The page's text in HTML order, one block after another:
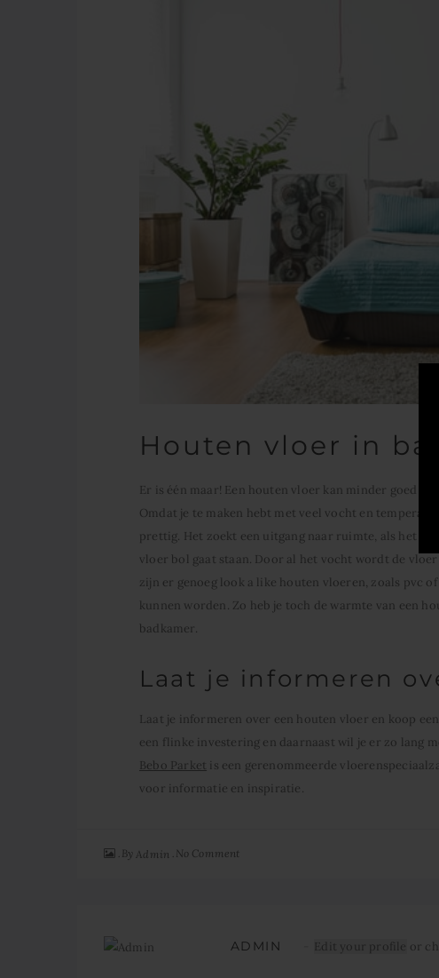
Houten vloer in
Er is één maar! Een houten vloer kan minder goed in
Omdat je te maken hebt met veel vocht en
prettig. Het zoekt een uitgang naar ruimte, als het
vloer bol gaat staan. Door al het vocht wordt de
zijn er genoeg look a like houten vloeren, zoals pvc
kunnen worden. Zo heb je toch de warmte van een
badkamer.
Laat je informeren
Laat je informeren over een houten vloer en koop
een flinke investering en daarnaast wil je er zo lang
Bebo Parket is een gerenommeerde
voor informatie en inspiratie.
By Admin No Comment
ADMIN Edit your profile or